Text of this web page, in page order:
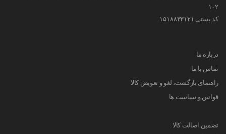
۱۰۲
کد پستی ۱۵۱۸۸۳۳۱۲۱
درباره ما
تماس با ما
راهنمای بازگشت، لغو و تعویض کالا
قوانین و سیاست ها
تضمین اصالت کالا